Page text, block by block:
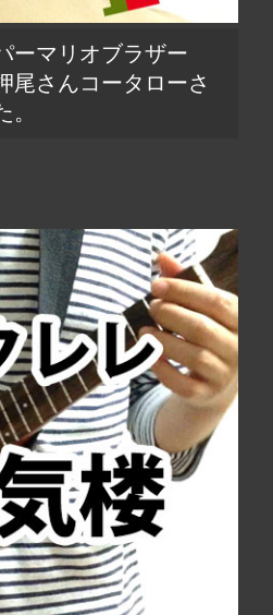
ーマリオブラザー
尾さんコータローさ